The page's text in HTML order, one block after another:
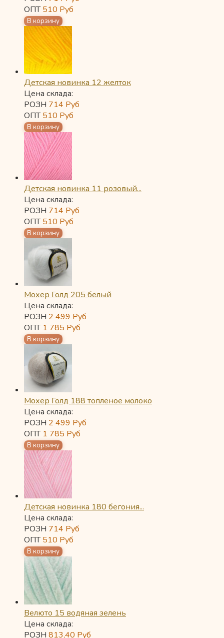
ОПТ510 Руб
Детская новинка 12 желток
Цена склада:
РОЗН 714 Руб
ОПТ510 Руб
Детская новинка 11 розовый...
Цена склада:
РОЗН 714 Руб
ОПТ510 Руб
Мохер Голд 205 белый
Цена склада:
РОЗН 2 499 Руб
ОПТ 1 785 Руб
Мохер Голд 188 топленое молоко
Цена склада:
РОЗН 2 499 Руб
ОПТ 1 785 Руб
Детская новинка 180 бегония...
Цена склада:
РОЗН 714 Руб
ОПТ510 Руб
Велюто 15 водяная зелень
Цена склада:
РОЗН 813,40 Руб